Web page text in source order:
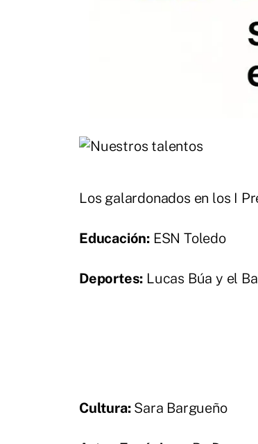
Los galardonados en los I
Educación: ESN Toledo
Deportes: Lucas Búa y el
Cultura:Sara Bargueño